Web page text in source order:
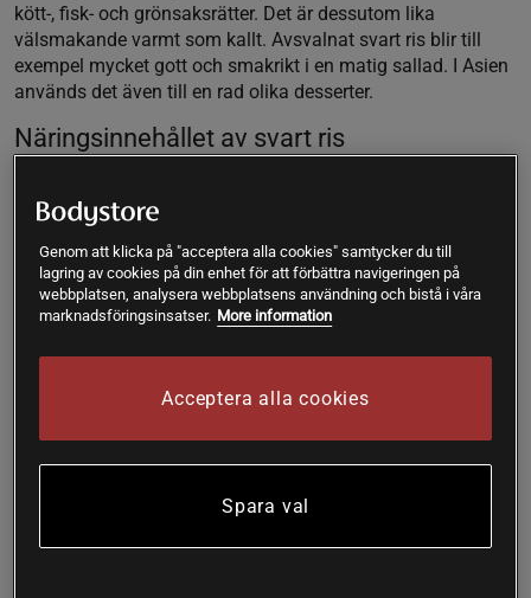
kött-, fisk- och grönsaksrätter. Det är dessutom lika
välsmakande varmt som kallt. Avsvalnat svart ris blir till
exempel mycket gott och smakrikt i en matig sallad. I Asien
används det även till en rad olika desserter.
Näringsinnehållet av svart ris
ger riset sin karakteristiska svart-lila färg. Svart ris innehåller
ger värdefulla antiinflammatoriska egenskaper och har
genom kliniska studier (1) (2) bland annat visat sig skydda
våra artärer, bidra till hälsosamma kolesterolnivåer,
inflammation i kroppen som ligger till grund för många av
våra vanligaste folksjukdomar.
Det svarta riset är även rikt påaminosyror,B-vitaminer,E-
vitaminoch mineraler somzink,magnesiumochjärn. Det
betydelse för vår mag- tarmhälsa, en stabil blodsockernivå
Genom att klicka på "acceptera alla cookies" samtycker du till
lagring av cookies på din enhet för att förbättra navigeringen på
webbplatsen, analysera webbplatsens användning och bistå i våra
marknadsföringsinsatser. More information
Acceptera alla cookies
Spara val